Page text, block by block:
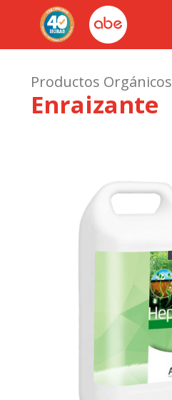
Productos Orgánicos
Enraizante